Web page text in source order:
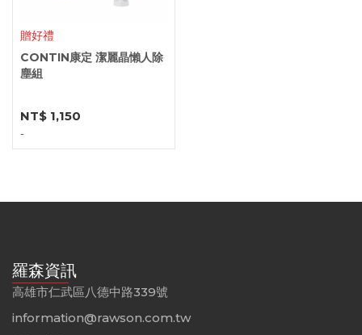
贈好禮
CONTIN康定 潔麗晶懶人除
塵組
NT$ 1,150
-
羅森資訊
高雄市仁武區八德中路339號
information@rawson.com.tw